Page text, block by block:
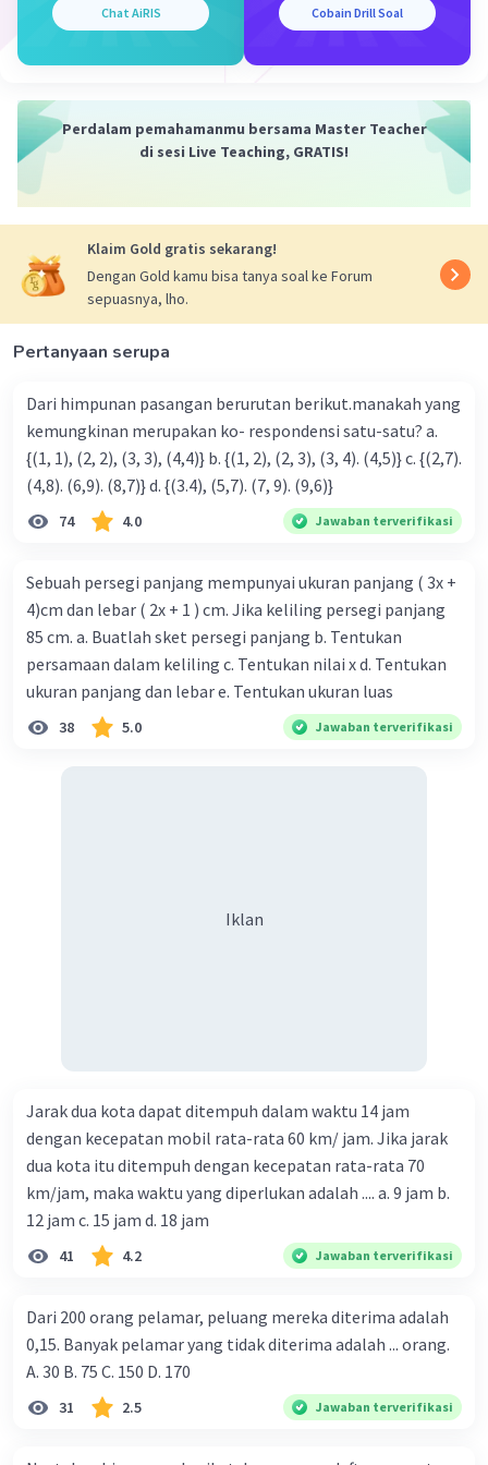
Netty memberikan uangnya sejumlah Rp
100.000,00 kepada Agit maka diperoleh :
3(a - 100.000) = 1(b + 100.000)
3(2b) - 300.000 = b + 100.000
6b - 300.000 = b + 100.000
6b - b = 100.000 + 300.000
5b = 400.000
b = 400.000/5
diperoleh b = uang Agit = Rp 80.000,00 maka,
a = 2b
= 2(80.000)
= 160.000
maka jumlah uang Netty setelah diberikan
kepada Agit Rp 100.000,00 adalah 160.000 -
100.000 = 60.000
Jadi, jumlah uang Netty sekarang adalah Rp
60.000,00
Chat AiRIS Cobain Drill Soal
Perdalam pemahamanmu bersama Master Teacher
di sesi Live Teaching, GRATIS!
Klaim Gold gratis sekarang!
Dengan Gold kamu bisa tanya soal ke Forum
sepuasnya, lho.
Pertanyaan serupa
Dari himpunan pasangan berurutan berikut.manakah yang
kemungkinan merupakan ko- respondensi satu-satu? a.
{(1, 1), (2, 2), (3, 3), (4,4)} b. {(1, 2), (2, 3), (3, 4). (4,5)} c. {(2,7).
(4,8). (6,9). (8,7)} d. {(3.4), (5,7). (7, 9). (9,6)}
74 4.0 Jawaban terverifikasi
Sebuah persegi panjang mempunyai ukuran panjang ( 3x +
4)cm dan lebar ( 2x + 1 ) cm. Jika keliling persegi panjang
85 cm. a. Buatlah sket persegi panjang b. Tentukan
persamaan dalam keliling c. Tentukan nilai x d. Tentukan
ukuran panjang dan lebar e. Tentukan ukuran luas
38 5.0 Jawaban terverifikasi
Iklan
Jarak dua kota dapat ditempuh dalam waktu 14 jam
dengan kecepatan mobil rata-rata 60 km/ jam. Jika jarak
dua kota itu ditempuh dengan kecepatan rata-rata 70
km/jam, maka waktu yang diperlukan adalah .... a. 9 jam b.
12 jam c. 15 jam d. 18 jam
41 4.2 Jawaban terverifikasi
Dari 200 orang pelamar, peluang mereka diterima adalah
0,15. Banyak pelamar yang tidak diterima adalah ... orang.
A. 30 B. 75 C. 150 D. 170
31 2.5 Jawaban terverifikasi